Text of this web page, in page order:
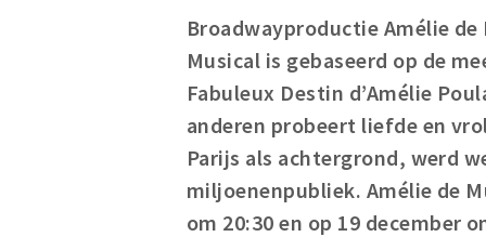
Broadwayproductie Amélie
Musical is gebaseerd op de
Fabuleux Destin d’Amélie
anderen probeert liefde en
Parijs als achtergrond, werd
miljoenenpubliek. Amélie de
om 20:30 en op 19 december